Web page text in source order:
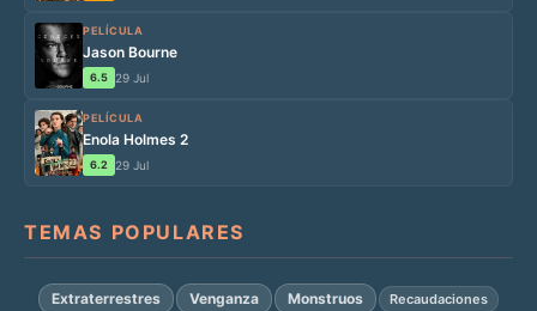
PELÍCULA
Jason Bourne
6.5 29 Jul
PELÍCULA
Enola Holmes 2
6.2 29 Jul
TEMAS POPULARES
Extraterrestres Venganza Monstruos Recaudaciones